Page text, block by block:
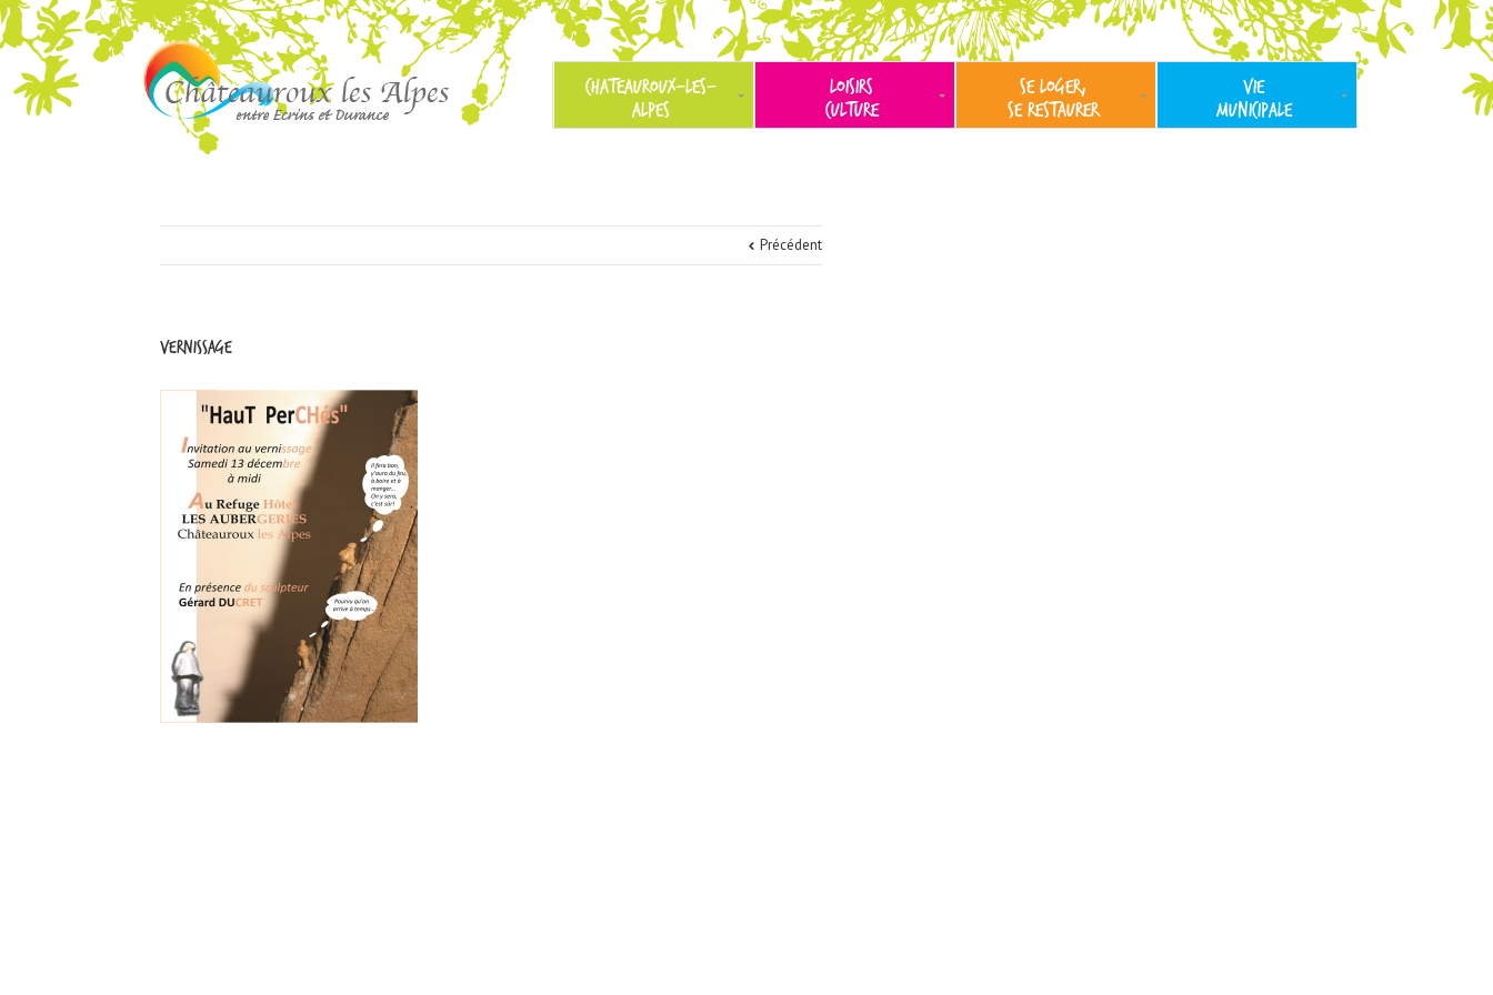
CHATEAUROUX-LES-
ALPES
LOISIRS
CULTURE
SE LOGER,
SE RESTAURER
VIE
MUNICIPALE
Précédent
vernissage